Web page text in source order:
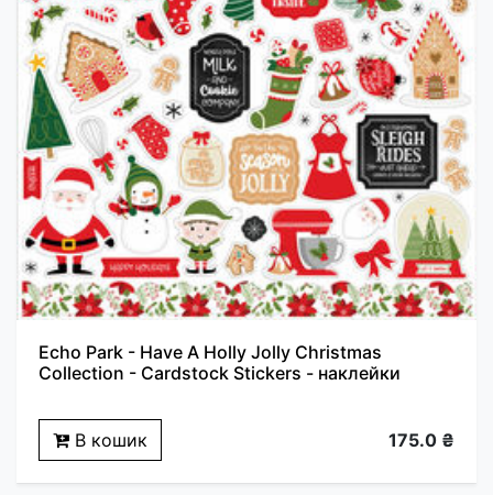
Echo Park - Have A Holly Jolly Christmas
Collection - Cardstock Stickers - наклейки
В кошик 175.0 ₴